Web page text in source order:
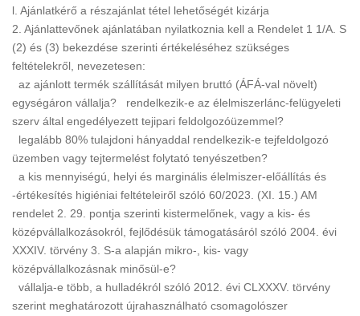
l. Ajánlatkérő a részajánlat tétel lehetőségét kizárja
2. Ajánlattevőnek ajánlatában nyilatkoznia kell a Rendelet 1 1/A. S
(2) és (3) bekezdése szerinti értékeléséhez szükséges
feltételekről, nevezetesen:
az ajánlott termék szállítását milyen bruttó (ÁFÁ-val növelt)
egységáron vállalja? rendelkezik-e az élelmiszerlánc-felügyeleti
szerv által engedélyezett tejipari feldolgozóüzemmel?
legalább 80% tulajdoni hányaddal rendelkezik-e tejfeldolgozó
üzemben vagy tejtermelést folytató tenyészetben?
a kis mennyiségú, helyi és marginális élelmiszer-előállítás és
-értékesítés higiéniai feltételeiről szóló 60/2023. (XI. 15.) AM
rendelet 2. 29. pontja szerinti kistermelőnek, vagy a kis- és
középvállalkozásokról, fejlődésük támogatásáról szóló 2004. évi
XXXIV. törvény 3. S-a alapján mikro-, kis- vagy
középvállalkozásnak minősül-e?
vállalja-e több, a hulladékról szóló 2012. évi CLXXXV. törvény
szerint meghatározott újrahasználható csomagolószer